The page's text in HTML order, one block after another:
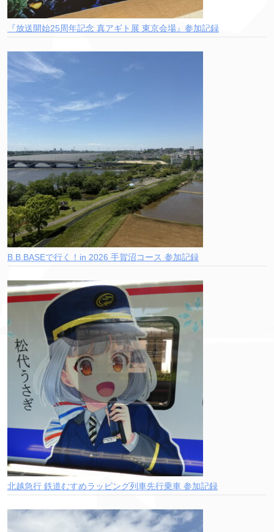
『放送開始25周年記念 真アギト展 東京会場』参加記録
B.B.BASEで行く！in 2026 手賀沼コース 参加記録
北越急行 鉄道むすめラッピング列車先行乗車 参加記録